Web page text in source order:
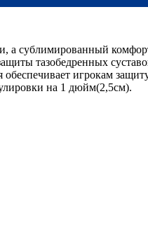
а сублимированный
тазобедренных
игрокам
на 1 дюйм(2,5см).